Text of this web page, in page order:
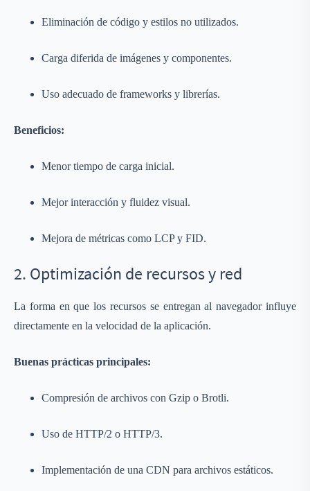
Eliminación de código y estilos no utilizados.
Carga diferida de imágenes y componentes.
Uso adecuado de frameworks y librerías.
Beneficios:
Menor tiempo de carga inicial.
Mejor interacción y fluidez visual.
Mejora de métricas como LCP y FID.
2. Optimización de recursos y red
La forma en que los recursos se entregan al navegador influye
directamente en la velocidad de la aplicación.
Buenas prácticas principales:
Compresión de archivos con Gzip o Brotli.
Uso de HTTP/2 o HTTP/3.
Implementación de una CDN para archivos estáticos.